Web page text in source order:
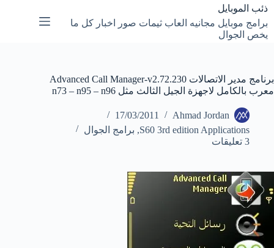
التجاوز
المحتوى
ذئب الموبايل
برامج موبايل مجانيه العاب ثيمات صور اخبار كل ما
يخص الجوال
برنامج مدير الاتصالات Advanced Call Manager-v2.72.230
معرب بالكامل لاجهزة الجيل الثالث مثل n73 – n95 – n96
Ahmad Jordan
17/03/2011
S60 3rd edition Applications
, برامج الجوال
3 تعليقات